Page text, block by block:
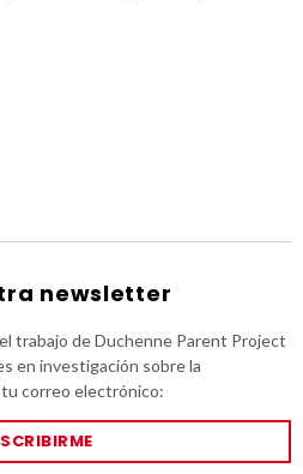
newsletter
trabajo de Duchenne Parent Project
en investigación sobre la
correo electrónico: